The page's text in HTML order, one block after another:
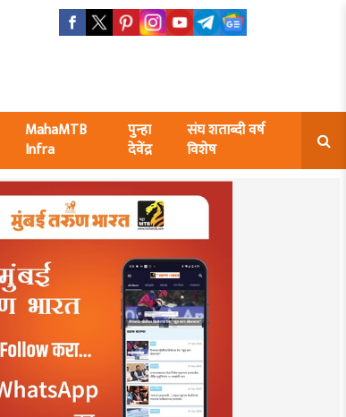
MahaMTB
Infra
पुन्हा
देवेंद्र
संघ शताब्दी वर्ष
विशेष